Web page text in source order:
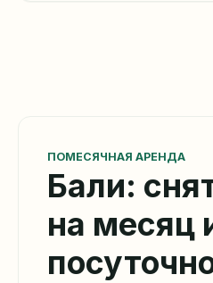
ПОМЕСЯЧНАЯ АРЕНДА
Бали:
на месяц